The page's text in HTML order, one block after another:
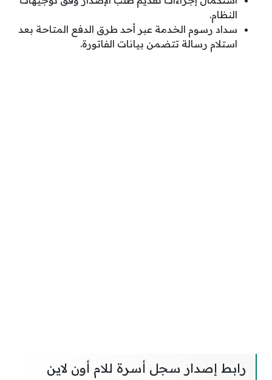
النظام.
سداد رسوم الخدمة عبر أحد طرق الدفع المتاحة بعد
استلام رسالة تتضمن بيانات الفاتورة.
رابط إصدار سجل أسرة للام أون لاين